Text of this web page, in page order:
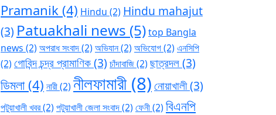
Pramanik (4) Hindu (2) Hindu mahajut
(3) Patuakhali news (5)top Bangla
news (2) অপরাধ সংবাদ(2) অভিযান(2) অভিযোগ(2) এনসিপি
(2) গোবিন্দ চন্দ্র প্রামাণিক(3) চাঁদাবাজি(2) ছাত্রদল(3)
ডিমলা(4) নারী(2) নীলফামারী(8)নোয়াখালী(3)
পটুয়াখালী খবর(2) পটুয়াখালী জেলা সংবাদ(2) ফেনী(2) বিএনপি